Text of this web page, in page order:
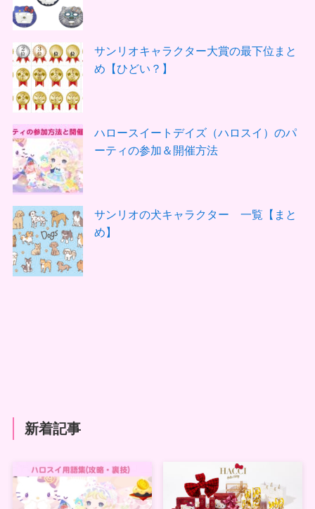
サンリオキャラクター大賞の最下位まと
め【ひどい？】
ハロースイートデイズ（ハロスイ）のパ
ーティの参加＆開催方法
サンリオの犬キャラクター 一覧【まと
め】
新着記事